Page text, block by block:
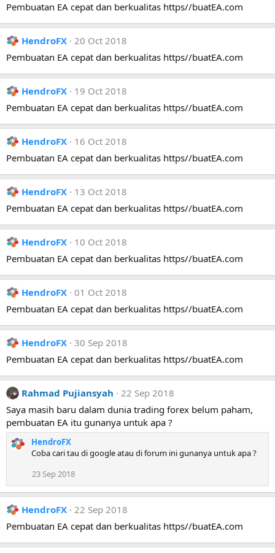
Pembuatan EA cepat dan berkualitas https//buatEA.com
HendroFX 20 Oct 2018
Pembuatan EA cepat dan berkualitas https//buatEA.com
HendroFX
19 Oct 2018
Pembuatan EA cepat dan berkualitas https//buatEA.com
HendroFX
16 Oct 2018
Pembuatan EA cepat dan berkualitas https//buatEA.com
HendroFX
13 Oct 2018
Pembuatan EA cepat dan berkualitas https//buatEA.com
HendroFX
10 Oct 2018
Pembuatan EA cepat dan berkualitas https//buatEA.com
HendroFX 01 Oct 2018
Pembuatan EA cepat dan berkualitas https//buatEA.com
HendroFX 30 Sep 2018
Pembuatan EA cepat dan berkualitas https//buatEA.com
Rahmad Pujiansyah
22 Sep 2018
Saya masih baru dalam dunia trading forex belum paham,
pembuatan EA itu gunanya untuk apa ?
HendroFX
Coba cari tau di google atau di forum ini gunanya untuk apa ?
23 Sep 2018
HendroFX 22 Sep 2018
Pembuatan EA cepat dan berkualitas https//buatEA.com